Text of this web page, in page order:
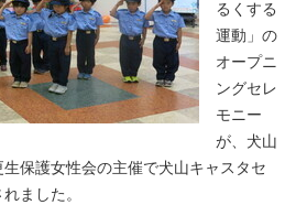
るくする
運動」の
オープニ
ングセレ
モニー
が、犬山
保護女性会の主催で犬山キャスタセ
ました。